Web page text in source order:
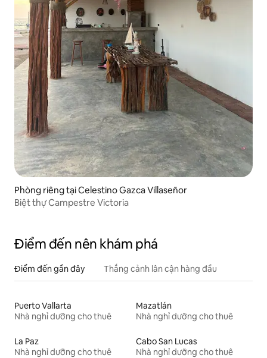
Phòng riêng tại Celestino Gazca Villaseñor
Biệt thự Campestre Victoria
Điểm đến nên khám phá
Điểm đến gần đây Thắng cảnh lân cận hàng đầu
Puerto Vallarta
Nhà nghỉ dưỡng cho thuê
Mazatlán
Nhà nghỉ dưỡng cho thuê
La Paz
Nhà nghỉ dưỡng cho thuê
Cabo San Lucas
Nhà nghỉ dưỡng cho thuê